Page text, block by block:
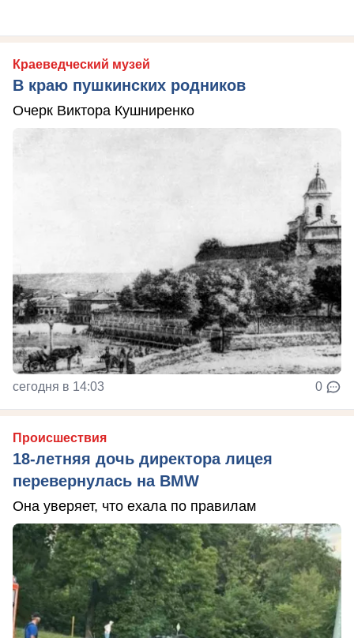
Краеведческий музей
В краю пушкинских родников
Очерк Виктора Кушниренко
сегодня в 14:03 0
Происшествия
18-летняя дочь директора лицея
перевернулась на BMW
Она уверяет, что ехала по правилам